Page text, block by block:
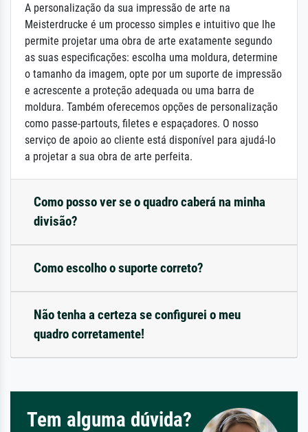
A personalização da sua impressão de arte na
Meisterdrucke é um processo simples e intuitivo que lhe
permite projetar uma obra de arte exatamente segundo
as suas especificações: escolha uma moldura, determine
o tamanho da imagem, opte por um suporte de impressão
e acrescente a proteção adequada ou uma barra de
moldura. Também oferecemos opções de personalização
como passe-partouts, filetes e espaçadores. O nosso
serviço de apoio ao cliente está disponível para ajudá-lo
a projetar a sua obra de arte perfeita.
Como posso ver se o quadro caberá na minha
divisão?
Como escolho o suporte correto?
Não tenha a certeza se configurei o meu
quadro corretamente!
Tem alguma dúvida?